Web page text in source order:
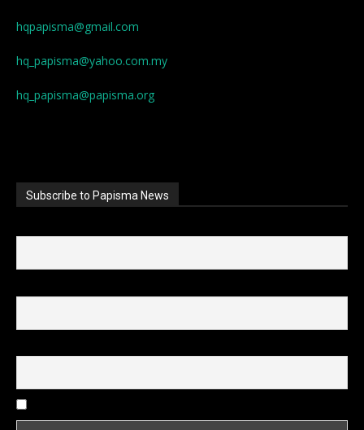
hqpapisma@gmail.com
hq_papisma@yahoo.com.my
hq_papisma@papisma.org
Subscribe to Papisma News